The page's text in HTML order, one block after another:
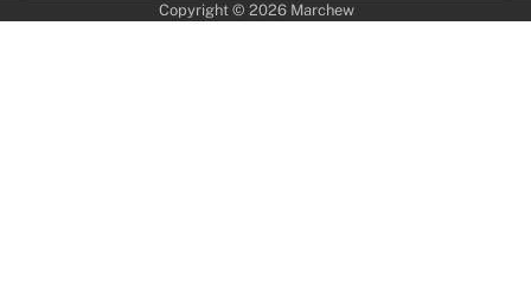
Copyright © 2026 Marchew